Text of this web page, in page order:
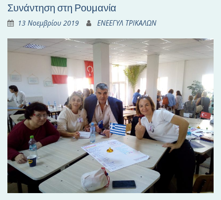
Συνάντηση στη Ρουμανία
13 Νοεμβρίου 2019 ΕΝΕΕΓΥΛ ΤΡΙΚΑΛΩΝ